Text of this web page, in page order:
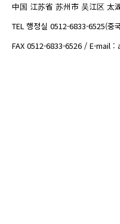
中国 江苏省 苏州市 吴江区 太
TEL 행정실 0512-6833-6525(중
FAX 0512-6833-6526 / E-mail